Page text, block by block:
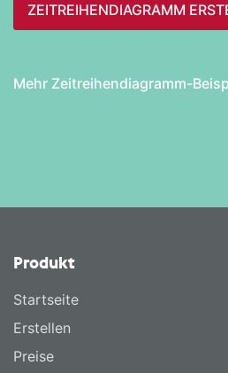
ZEITREIHEN­DIAGRAMM
Mehr Zeitreihen­diagramm-
Produkt
Startseite
Erstellen
Preise